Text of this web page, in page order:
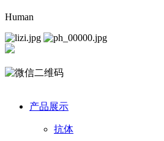
Human
产品展示
抗体